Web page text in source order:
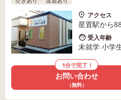
アクセス
星置駅から
受入年齢
未就学 小学
1分で完了！
お問い合わせ
（無料）